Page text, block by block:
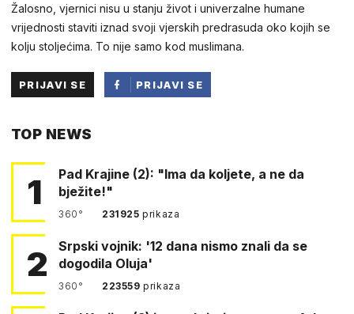
Žalosno, vjernici nisu u stanju život i univerzalne humane
vrijednosti staviti iznad svoji vjerskih predrasuda oko kojih se
kolju stoljećima. To nije samo kod muslimana.
PRIJAVI SE
PRIJAVI SE
TOP NEWS
1
Pad Krajine (2): "Ima da koljete, a ne da
bježite!"
360° 231925prikaza
2
Srpski vojnik: '12 dana nismo znali da se
dogodila Oluja'
360° 223559prikaza